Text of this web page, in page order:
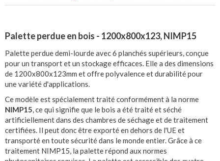
Palette perdue en bois - 1200x800x123, NIMP15
Palette perdue demi-lourde avec 6 planchés supérieurs, conçue
pour un transport et un stockage efficaces. Elle a des dimensions
de 1200x800x123mm et offre polyvalence et durabilité pour
une variété d'applications.
Ce modèle est spécialement traité conformément à la norme
NIMP15, ce qui signifie que le bois a été traité et séché
artificiellement dans des chambres de séchage et de traitement
certifiées. Il peut donc être exporté en dehors de l'UE et
transporté en toute sécurité dans le monde entier. Grâce à ce
traitement NIMP15, la palette répond aux normes